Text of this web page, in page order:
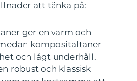
att tänka på:
ger en varm och
kompositaltaner
och lågt underhåll.
robust och klassisk